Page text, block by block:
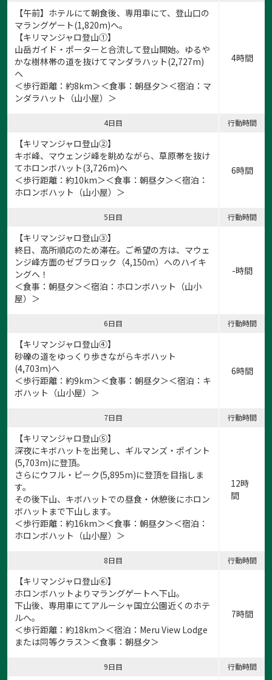
【午前】ホテルにて朝食後、専用車にて、登山口の
マラングゲート(1,820m)へ。
【キリマンジャロ登山①】
山岳ガイド・ポーターと合流して登山開始。ゆるや
かな樹林帯の道を抜けてマンダラハット(2,727m)
へ
＜歩行距離：約8km＞＜食事：朝昼夕＞＜宿泊：マ
ンダラハット（山小屋）＞
4時間
4日目 行動時間
【キリマンジャロ登山②】
キボ峰、マウェンジ峰を眺めながら、草原帯を抜け
てホロンボハット(3,726m)へ
＜歩行距離：約10km＞＜食事：朝昼夕＞＜宿泊：
ホロンボハット（山小屋）＞
6時間
5日目 行動時間
【キリマンジャロ登山③】
終日、高所順応のため滞在。ご希望の方は、マウェ
ンジ峰方面のゼブラロック（4,150ｍ）へのハイキ
ングへ！
＜食事：朝昼夕＞＜宿泊：ホロンボハット（山小
屋）＞
-時間
6日目 行動時間
【キリマンジャロ登山④】
砂礫の道をゆっくり歩きながらキボハット
(4,703m)へ
＜歩行距離：約9km＞＜食事：朝昼夕＞＜宿泊：キ
ボハット（山小屋）＞
6時間
7日目 行動時間
【キリマンジャロ登山⑤】
深夜にキボハットを出発し、ギルマンズ・ポイント
(5,703m)に登頂。
さらにウフル・ピーク(5,895m)に登頂を目指しま
す。
その後下山、キボハットでの昼食・休憩後にホロン
ボハットまで下山します。
＜歩行距離：約16km＞＜食事：朝昼夕＞＜宿泊：
ホロンボハット（山小屋）＞
12時
間
8日目 行動時間
【キリマンジャロ登山⑥】
ホロンボハットよりマラングゲートへ下山。
下山後、専用車にてアルーシャ国立公園近くのホテ
ルへ。
＜歩行距離：約18km＞＜宿泊：Meru View Lodge
または同等クラス＞＜食事：朝昼夕＞
7時間
9日目 行動時間